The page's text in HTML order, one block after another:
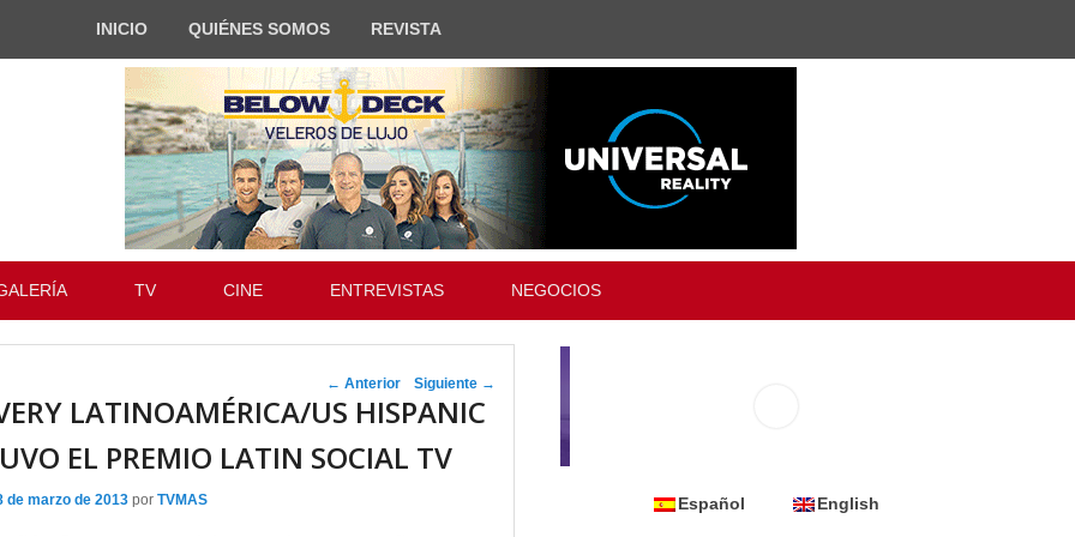
INICIO QUIÉNES SOMOS REVISTA
TV CINE ENTREVISTAS NEGOCIOS
Navegador de
artículos
← Anterior Siguiente →
LATINOAMÉRICA/US HISPANIC
EL PREMIO LATIN SOCIAL TV
de marzo de 2013 por TVMAS Español English